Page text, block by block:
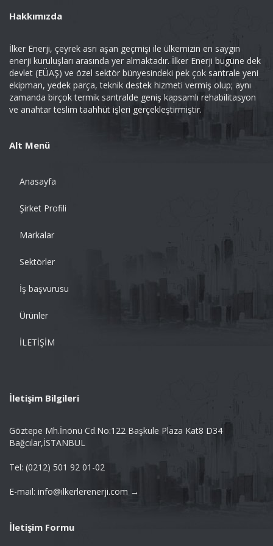
Hakkımızda
İlker Enerji, çeyrek asrı aşan geçmişi ile ülkemizin en saygın
enerji kuruluşları arasında yer almaktadır. İlker Enerji bugüne dek
devlet (EÜAŞ) ve özel sektör bünyesindeki pek çok santrale yeni
ekipman, yedek parça, teknik destek hizmeti vermiş olup; aynı
zamanda birçok termik santralde geniş kapsamlı rehabilitasyon
ve anahtar teslim taahhüt işleri gerçekleştirmiştir.
Alt Menü
Anasayfa
Şirket Profili
Markalar
Sektörler
İş başvurusu
Ürünler
İLETİŞİM
İletişim Bilgileri
Göztepe Mh.İnönü Cd.No:122 Başkule Plaza Kat8 D34
Bağcılar,İSTANBUL
Tel: (0212) 501 92 01-02
E-mail: info@ilkerlerenerji.com →
İletişim Formu